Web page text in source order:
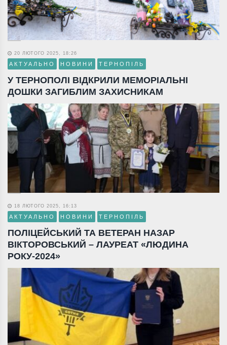
20 ЛЮТОГО 2025, 18:26
АКТУАЛЬНО НОВИНИ ТЕРНОПІЛЬ
У ТЕРНОПОЛІ ВІДКРИЛИ МЕМОРІАЛЬНІ
ДОШКИ ЗАГИБЛИМ ЗАХИСНИКАМ
18 ЛЮТОГО 2025, 16:13
АКТУАЛЬНО НОВИНИ ТЕРНОПІЛЬ
ПОЛІЦЕЙСЬКИЙ ТА ВЕТЕРАН НАЗАР
ВІКТОРОВСЬКИЙ – ЛАУРЕАТ «ЛЮДИНА
РОКУ-2024»